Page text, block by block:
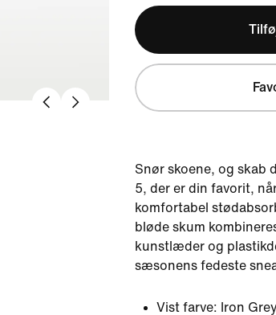
Snør skoene, og skab
5, der er din favorit,
komfortabel
bløde skum
kunstlæder og
sæsonens fedeste
Vist farve: Iron